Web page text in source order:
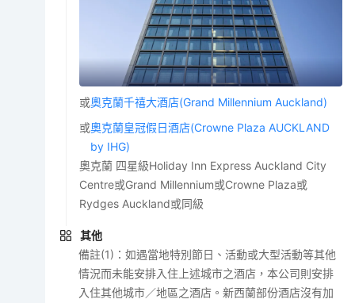
或奧克蘭千禧大酒店(Grand Millennium Auckland)
或奧克蘭皇冠假日酒店(Crowne Plaza AUCKLAND
by IHG)
奧克蘭 四星級Holiday Inn Express Auckland City
Centre或Grand Millennium或Crowne Plaza或
Rydges Auckland或同級
其他
備註(1)：如遇當地特別節日、活動或大型活動等其他
情況而未能安排入住上述城市之酒店，本公司則安排
入住其他城市／地區之酒店。新西蘭部份酒店沒有加